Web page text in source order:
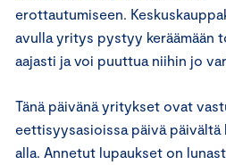
erottautumiseen.
avulla yritys pystyy keräämään
aajasti ja voi puuttua niihin jo
Tänä päivänä yritykset ovat
eettisyysasioissa päivä päivältä
alla. Annetut lupaukset on